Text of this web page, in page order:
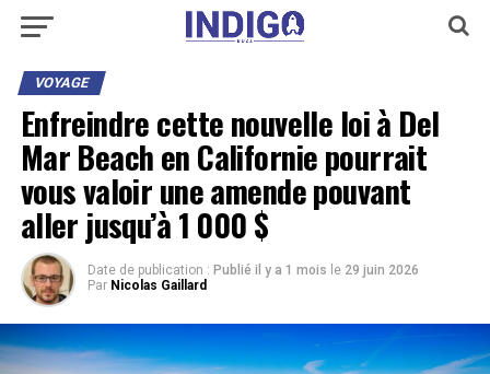
VOYAGE
Enfreindre cette nouvelle loi à Del
Mar Beach en Californie pourrait
vous valoir une amende pouvant
aller jusqu’à 1 000 $
Date de publication : Publié il y a 1 mois le 29 juin 2026
Par Nicolas Gaillard